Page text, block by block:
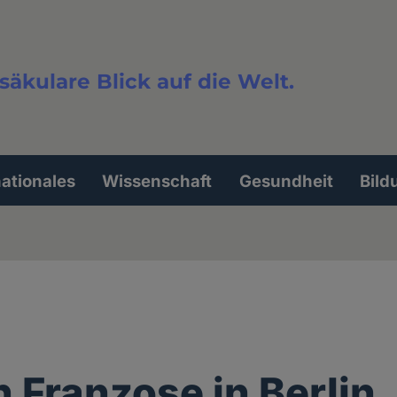
Blick auf die Welt.
Wissenschaft Gesundheit